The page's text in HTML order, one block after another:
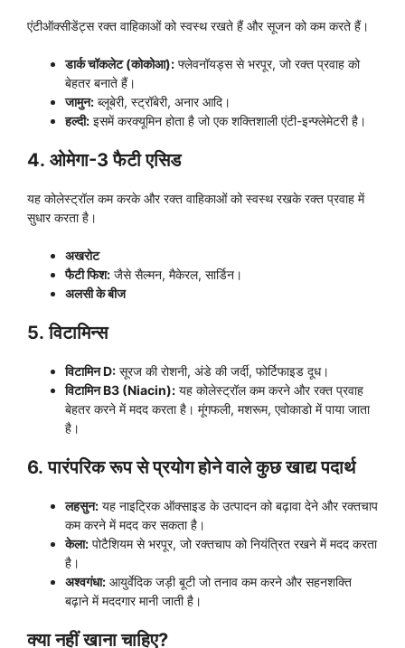
एंटीऑक्सीडेंट्स रक्त वाहिकाओं को स्वस्थ रखते हैं और सूजन को कम करते हैं।
डार्क चॉकलेट (कोकोआ): फ्लेवनॉयड्स से भरपूर, जो रक्त प्रवाह को
बेहतर बनाते हैं।
जामुन: ब्लूबेरी, स्ट्रॉबेरी, अनार आदि।
हल्दी: इसमें करक्यूमिन होता है जो एक शक्तिशाली एंटी-इन्फ्लेमेटरी है।
4. ओमेगा-3 फैटी एसिड
यह कोलेस्ट्रॉल कम करके और रक्त वाहिकाओं को स्वस्थ रखके रक्त प्रवाह में
सुधार करता है।
अखरोट
फैटी फिश: जैसे सैल्मन, मैकेरल, सार्डिन।
अलसी के बीज
5.विटामिन्स
विटामिन D: सूरज की रोशनी, अंडे की जर्दी, फोर्टिफाइड दूध।
विटामिन B3 (Niacin): यह कोलेस्ट्रॉल कम करने और रक्त प्रवाह
बेहतर करने में मदद करता है। मूंगफली, मशरूम, एवोकाडो में पाया जाता
है।
6.पारंपरिक रूप से प्रयोग होने वाले कुछ खाद्य पदार्थ
लहसुन: यह नाइट्रिक ऑक्साइड के उत्पादन को बढ़ावा देने और रक्तचाप
कम करने में मदद कर सकता है।
केला: पोटैशियम से भरपूर, जो रक्तचाप को नियंत्रित रखने में मदद करता
है।
अश्वगंधा: आयुर्वेदिक जड़ी बूटी जो तनाव कम करने और सहनशक्ति
बढ़ाने में मददगार मानी जाती है।
क्या नहीं खाना चाहिए?